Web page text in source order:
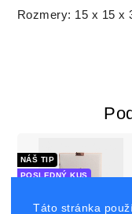
Táto stránka
Rozmery: 15 x 15 x
NÁŠ TIP
POSLEDNÝ KUS